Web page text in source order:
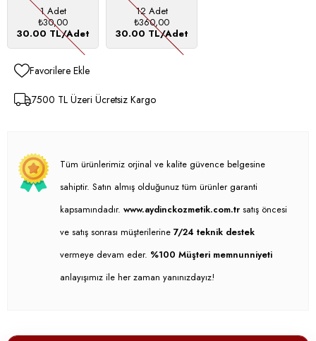
1 Adet
₺30,00
30.00 TL/Adet
12 Adet
₺360,00
30.00 TL/Adet
Favorilere Ekle
7500 TL Üzeri Ücretsiz Kargo
Tüm ürünlerimiz orjinal ve kalite güvence belgesine
sahiptir. Satın almış olduğunuz tüm ürünler garanti
kapsamındadır. www.aydinckozmetik.com.tr satış öncesi
ve satış sonrası müşterilerine 7/24 teknik destek
vermeye devam eder. %100 Müşteri memnunniyeti
anlayışımız ile her zaman yanınızdayız!